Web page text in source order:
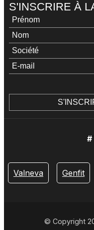
S'INSCRIRE À
#
Valneva Genfit
© Copyright